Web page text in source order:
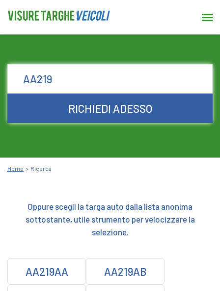
RICHIEDI ADESSO
Home Ricerca
Oppure scegli la targa auto dalla lista anonima
sottostante, utile strumento per velocizzare la
selezione.
AA219AA AA219AB